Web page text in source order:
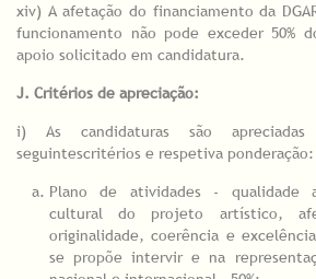
xiv) A afetação do financiamento da
funcionamento não pode exceder 50%
apoio solicitado em candidatura.
J. Critérios de apreciação:
i) As candidaturas são
seguintescritérios e respetiva ponderação:
Plano de atividades - qualidade
cultural do projeto artístico,
originalidade, coerência e
se propõe intervir e na